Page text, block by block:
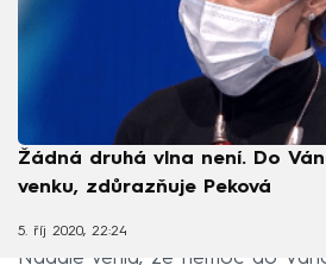
Žádná druhá vlna není. Do
venku, zdůrazňuje Peková
5. říj 2020, 22:24
Nadále věřila, že nemoc do